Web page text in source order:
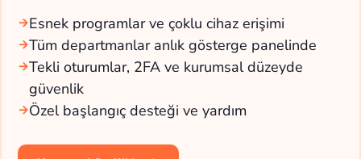
Esnek programlar ve çoklu cihaz erişimi
Tüm departmanlar anlık gösterge panelinde
Tekli oturumlar, 2FA ve kurumsal düzeyde
güvenlik
Özel başlangıç desteği ve yardım